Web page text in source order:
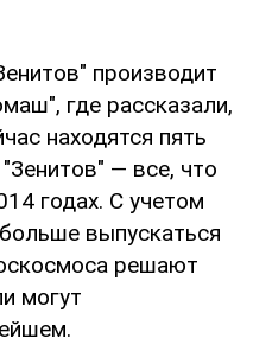
производит
где рассказали,
находятся пять
— все, что
годах. С учетом
выпускаться
решают
могут